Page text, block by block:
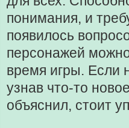
понимания, и
появилось
персонажей
время игры. Если
узнав что-то
объяснил, стоит